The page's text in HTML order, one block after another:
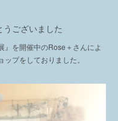
ございました
』を開催中のRose＋さんによ
プをしておりました。